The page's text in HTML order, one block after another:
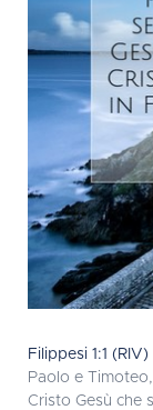
Filippesi 1:1 (RIV)
Paolo e
Cristo Gesù che